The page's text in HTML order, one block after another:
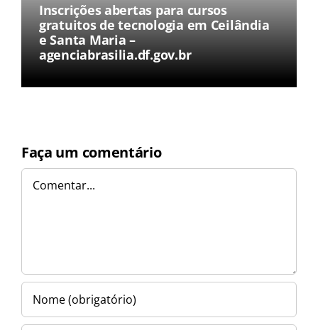
Inscrições abertas para cursos
gratuitos de tecnologia em Ceilândia
e Santa Maria –
agenciabrasilia.df.gov.br
Faça um comentário
Comentar